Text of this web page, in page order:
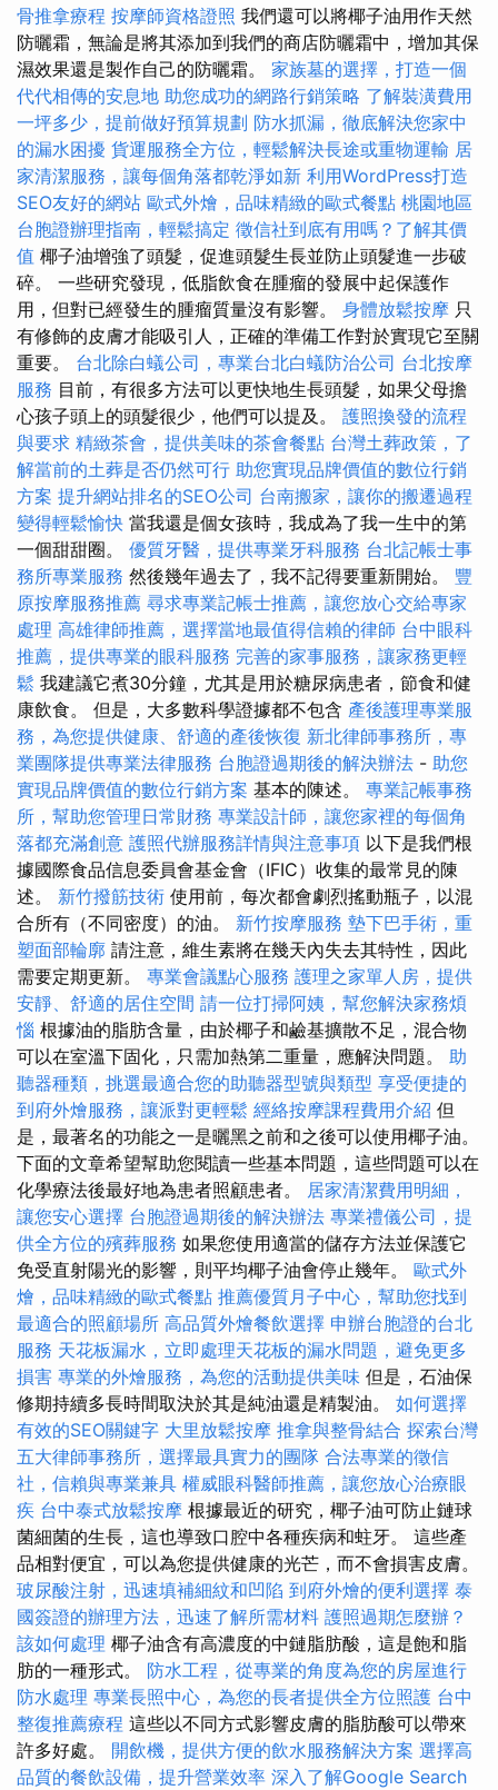
骨推拿療程 按摩師資格證照 我們還可以將椰子油用作天然
防曬霜，無論是將其添加到我們的商店防曬霜中，增加其保
濕效果還是製作自己的防曬霜。 家族墓的選擇，打造一個
代代相傳的安息地 助您成功的網路行銷策略 了解裝潢費用
一坪多少，提前做好預算規劃 防水抓漏，徹底解決您家中
的漏水困擾 貨運服務全方位，輕鬆解決長途或重物運輸 居
家清潔服務，讓每個角落都乾淨如新 利用WordPress打造
SEO友好的網站 歐式外燴，品味精緻的歐式餐點 桃園地區
台胞證辦理指南，輕鬆搞定 徵信社到底有用嗎？了解其價
值 椰子油增強了頭髮，促進頭髮生長並防止頭髮進一步破
碎。 一些研究發現，低脂飲食在腫瘤的發展中起保護作
用，但對已經發生的腫瘤質量沒有影響。 身體放鬆按摩 只
有修飾的皮膚才能吸引人，正確的準備工作對於實現它至關
重要。 台北除白蟻公司，專業台北白蟻防治公司 台北按摩
服務 目前，有很多方法可以更快地生長頭髮，如果父母擔
心孩子頭上的頭髮很少，他們可以提及。 護照換發的流程
與要求 精緻茶會，提供美味的茶會餐點 台灣土葬政策，了
解當前的土葬是否仍然可行 助您實現品牌價值的數位行銷
方案 提升網站排名的SEO公司 台南搬家，讓你的搬遷過程
變得輕鬆愉快 當我還是個女孩時，我成為了我一生中的第
一個甜甜圈。 優質牙醫，提供專業牙科服務 台北記帳士事
務所專業服務 然後幾年過去了，我不記得要重新開始。 豐
原按摩服務推薦 尋求專業記帳士推薦，讓您放心交給專家
處理 高雄律師推薦，選擇當地最值得信賴的律師 台中眼科
推薦，提供專業的眼科服務 完善的家事服務，讓家務更輕
鬆 我建議它煮30分鐘，尤其是用於糖尿病患者，節食和健
康飲食。 但是，大多數科學證據都不包含 產後護理專業服
務，為您提供健康、舒適的產後恢復 新北律師事務所，專
業團隊提供專業法律服務 台胞證過期後的解決辦法 - 助您
實現品牌價值的數位行銷方案 基本的陳述。 專業記帳事務
所，幫助您管理日常財務 專業設計師，讓您家裡的每個角
落都充滿創意 護照代辦服務詳情與注意事項 以下是我們根
據國際食品信息委員會基金會（IFIC）收集的最常見的陳
述。 新竹撥筋技術 使用前，每次都會劇烈搖動瓶子，以混
合所有（不同密度）的油。 新竹按摩服務 墊下巴手術，重
塑面部輪廓 請注意，維生素將在幾天內失去其特性，因此
需要定期更新。 專業會議點心服務 護理之家單人房，提供
安靜、舒適的居住空間 請一位打掃阿姨，幫您解決家務煩
惱 根據油的脂肪含量，由於椰子和鹼基擴散不足，混合物
可以在室溫下固化，只需加熱第二重量，應解決問題。 助
聽器種類，挑選最適合您的助聽器型號與類型 享受便捷的
到府外燴服務，讓派對更輕鬆 經絡按摩課程費用介紹 但
是，最著名的功能之一是曬黑之前和之後可以使用椰子油。
下面的文章希望幫助您閱讀一些基本問題，這些問題可以在
化學療法後最好地為患者照顧患者。 居家清潔費用明細，
讓您安心選擇 台胞證過期後的解決辦法 專業禮儀公司，提
供全方位的殯葬服務 如果您使用適當的儲存方法並保護它
免受直射陽光的影響，則平均椰子油會停止幾年。 歐式外
燴，品味精緻的歐式餐點 推薦優質月子中心，幫助您找到
最適合的照顧場所 高品質外燴餐飲選擇 申辦台胞證的台北
服務 天花板漏水，立即處理天花板的漏水問題，避免更多
損害 專業的外燴服務，為您的活動提供美味 但是，石油保
修期持續多長時間取決於其是純油還是精製油。 如何選擇
有效的SEO關鍵字 大里放鬆按摩 推拿與整骨結合 探索台灣
五大律師事務所，選擇最具實力的團隊 合法專業的徵信
社，信賴與專業兼具 權威眼科醫師推薦，讓您放心治療眼
疾 台中泰式放鬆按摩 根據最近的研究，椰子油可防止鏈球
菌細菌的生長，這也導致口腔中各種疾病和蛀牙。 這些產
品相對便宜，可以為您提供健康的光芒，而不會損害皮膚。
玻尿酸注射，迅速填補細紋和凹陷 到府外燴的便利選擇 泰
國簽證的辦理方法，迅速了解所需材料 護照過期怎麼辦？
該如何處理 椰子油含有高濃度的中鏈脂肪酸，這是飽和脂
肪的一種形式。 防水工程，從專業的角度為您的房屋進行
防水處理 專業長照中心，為您的長者提供全方位照護 台中
整復推薦療程 這些以不同方式影響皮膚的脂肪酸可以帶來
許多好處。 開飲機，提供方便的飲水服務解決方案 選擇高
品質的餐飲設備，提升營業效率 深入了解Google Search